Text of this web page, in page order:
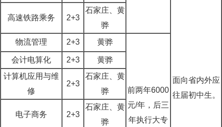
面向省内外应
往届初中生。
高速铁路乘务 2+3
石家庄、黄
骅
物流管理
2+3 黄骅
前两年6000
元/年，后三
年执行大专
会计电算化 2+3
黄骅
计算机应用与维
修
2+3
石家庄、黄
骅
电子商务 2+3
石家庄、黄
骅